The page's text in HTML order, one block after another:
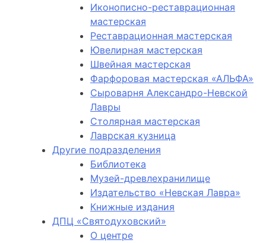
Иконописно-реставрационная
мастерская
Реставрационная мастерская
Ювелирная мастерская
Швейная мастерская
Фарфоровая мастерская «АЛЬФА»
Сыроварня Александро-Невской
Лавры
Столярная мастерская
Лаврская кузница
Другие подразделения
Библиотека
Музей-древлехранилище
Издательство «Невская Лавра»
Книжные издания
ДПЦ «Святодуховский»
О центре